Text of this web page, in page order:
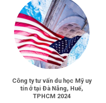
Công ty tư vấn du học Mỹ uy
tín ở tại Đà Nẵng, Huế,
TPHCM 2024